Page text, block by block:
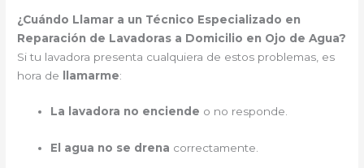
¿Cuándo Llamar a un Técnico Especializado en
Reparación de Lavadoras a Domicilio en Ojo de Agua?
Si tu lavadora presenta cualquiera de estos problemas, es
hora de llamarme:
La lavadora no enciende o no responde.
El agua no se drena correctamente.